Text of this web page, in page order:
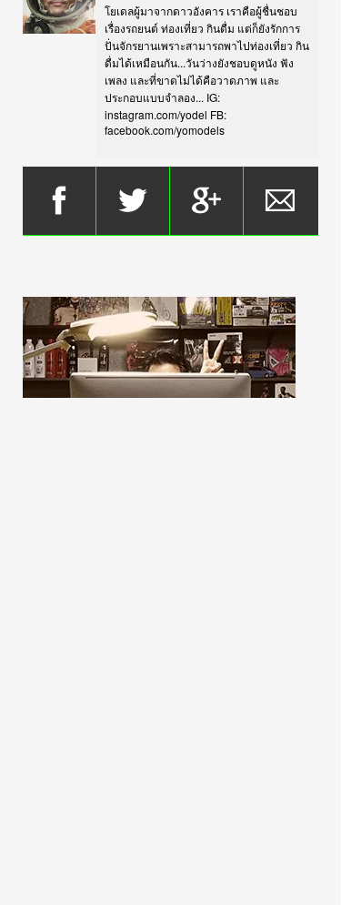
โยเดลผู้มาจากดาวอังคาร เราคือผู้ชื่นชอบ
เรื่องรถยนต์ ท่องเที่ยว กินดื่ม แต่ก็ยังรักการ
ปั่นจักรยานเพราะสามารถพาไปท่องเที่ยว กิน
ดื่มได้เหมือนกัน...วันว่างยังชอบดูหนัง ฟัง
เพลง และที่ขาดไม่ได้คือวาดภาพ และ
ประกอบแบบจำลอง... IG:
instagram.com/yodel FB:
facebook.com/yomodels